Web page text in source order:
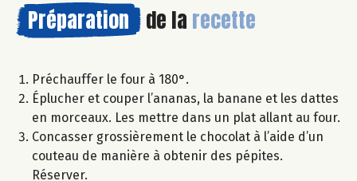
Préparation de la recette
Préchauffer le four à 180°.
Éplucher et couper l’ananas, la banane et les dattes
en morceaux. Les mettre dans un plat allant au four.
Concasser grossièrement le chocolat à l’aide d’un
couteau de manière à obtenir des pépites.
Réserver.